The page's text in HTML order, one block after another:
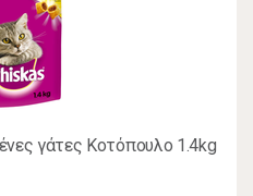
γάτες Κοτόπουλο 1.4kg